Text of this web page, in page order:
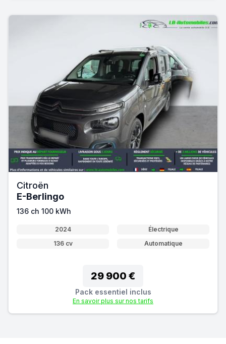
Citroën
E-Berlingo
136 ch 100 kWh
2024
Électrique
136 cv
Automatique
29 900 €
Pack essentiel inclus
En savoir plus sur nos tarifs